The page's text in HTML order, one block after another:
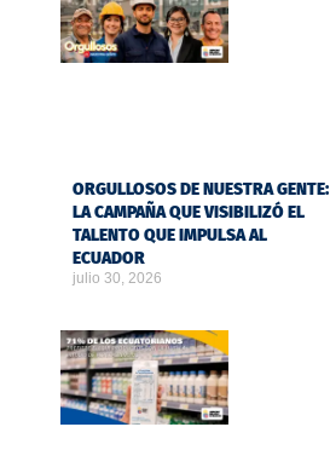
ORGULLOSOS DE NUESTRA GENTE:
LA CAMPAÑA QUE VISIBILIZÓ EL
TALENTO QUE IMPULSA AL
ECUADOR
julio 30, 2026